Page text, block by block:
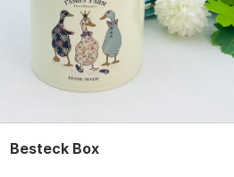
Besteck Box